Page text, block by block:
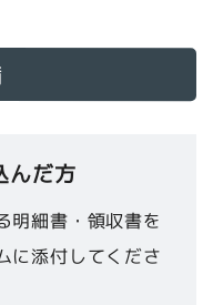
んだ方
明細書・領収書を
に添付してくださ